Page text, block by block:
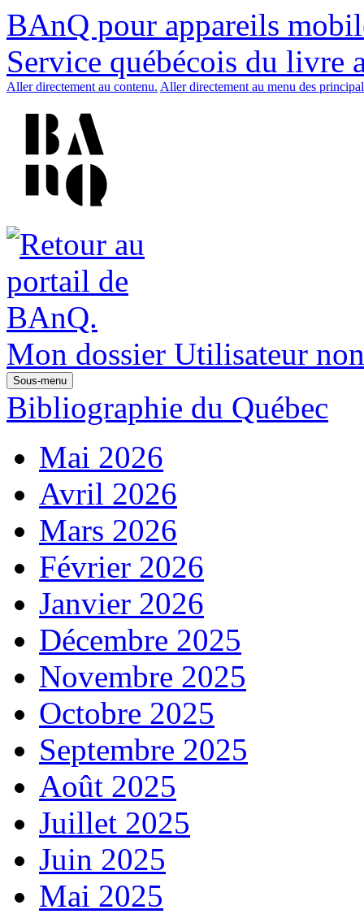
BAnQ pour appareils
Service québécois du livre
Aller directement au contenu. Aller directement au menu des
Mon dossier Utilisateur
Sous-menu
Bibliographie du Québec
Mai 2026
Avril 2026
Mars 2026
Février 2026
Janvier 2026
Décembre 2025
Novembre 2025
Octobre 2025
Septembre 2025
Août 2025
Juillet 2025
Juin 2025
Mai 2025